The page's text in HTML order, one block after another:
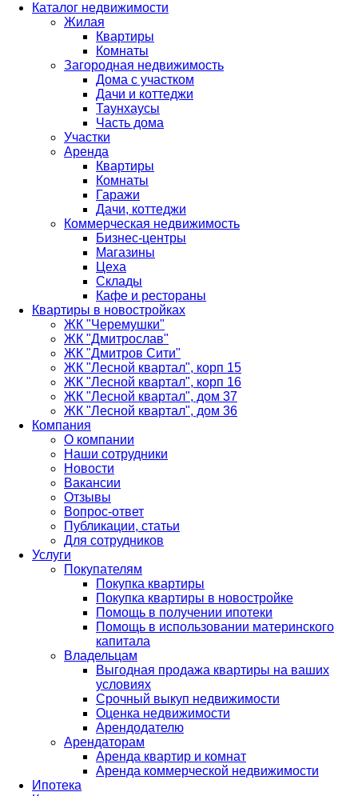
Каталог недвижимости
Жилая
Квартиры
Комнаты
Загородная недвижимость
Дома с участком
Дачи и коттеджи
Таунхаусы
Часть дома
Участки
Аренда
Квартиры
Комнаты
Гаражи
Дачи, коттеджи
Коммерческая недвижимость
Бизнес-центры
Магазины
Цеха
Склады
Кафе и рестораны
Квартиры в новостройках
ЖК "Черемушки"
ЖК "Дмитрослав"
ЖК "Дмитров Сити"
ЖК "Лесной квартал", корп 15
ЖК "Лесной квартал", корп 16
ЖК "Лесной квартал", дом 37
ЖК "Лесной квартал", дом 36
Компания
О компании
Наши сотрудники
Новости
Вакансии
Отзывы
Вопрос-ответ
Публикации, статьи
Для сотрудников
Услуги
Покупателям
Покупка квартиры
Покупка квартиры в новостройке
Помощь в получении ипотеки
Помощь в использовании материнского
капитала
Владельцам
Выгодная продажа квартиры на ваших
условиях
Срочный выкуп недвижимости
Оценка недвижимости
Арендодателю
Арендаторам
Аренда квартир и комнат
Аренда коммерческой недвижимости
Ипотека